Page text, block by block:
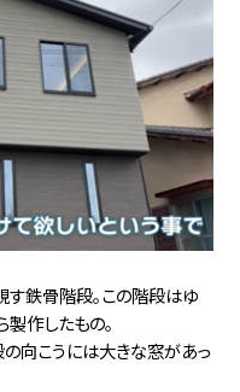
す鉄骨階段。この階段はゆ
作したもの。
向こうには大きな窓があっ